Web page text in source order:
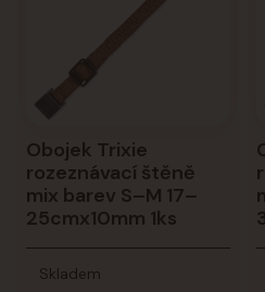
Obojek Trixie
rozeznávací štěně
mix barev S–M 17–
25cmx10mm 1ks
Skladem